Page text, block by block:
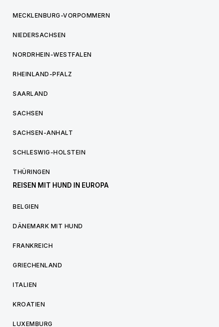
MECKLENBURG-VORPOMMERN
NIEDERSACHSEN
NORDRHEIN-WESTFALEN
RHEINLAND-PFALZ
SAARLAND
SACHSEN
SACHSEN-ANHALT
SCHLESWIG-HOLSTEIN
THÜRINGEN
REISEN MIT HUND IN EUROPA
BELGIEN
DÄNEMARK MIT HUND
FRANKREICH
GRIECHENLAND
ITALIEN
KROATIEN
LUXEMBURG